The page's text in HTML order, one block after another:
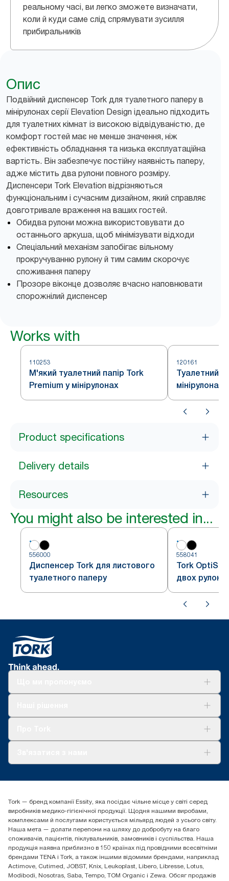
реальному часі, ви легко зможете визначати,
коли й куди саме слід спрямувати зусилля
прибиральників
Опис
Подвійний диспенсер Tork для туалетного паперу в
мінірулонах серії Elevation Design ідеально підходить
для туалетних кімнат із високою відвідуваністю, де
комфорт гостей має не менше значення, ніж
ефективність обладнання та низька експлуатаційна
вартість. Він забезпечує постійну наявність паперу,
адже містить два рулони повного розміру.
Диспенсери Tork Elevation відрізняються
функціональним і сучасним дизайном, який справляє
довготривале враження на ваших гостей.
Обидва рулони можна використовувати до
останнього аркуша, щоб мінімізувати відходи
Спеціальний механізм запобігає вільному
прокручуванню рулону й тим самим скорочує
споживання паперу
Прозоре віконце дозволяє вчасно наповнювати
спорожнілий диспенсер
Works with
110253
М'який туалетний папір Tork
Premium у мінірулонах
120161
Туалетний
Product specifications
Delivery details
Resources
You might also be interested in...
556000
Диспенсер Tork для листового
туалетного паперу
558041
Tork
двох
туалетного
(+38) 044 490 55 66
Essity Україна
04071 м. Київ, вул. Григорія Сковороди 19,
Тел. +38 044 490 55 66
Tork — бренд компанії Essity, яка посідає чільне місце у світі серед
виробників медико-гігієнічної продукції. Щодня нашими виробами,
комплексами й послугами користується мільярд людей з усього світу.
Наша мета — долати перепони на шляху до добробуту на благо
споживачів, пацієнтів, піклувальників, замовників і суспільства. Наша
продукція наявна приблизно в 150 країнах під провідними всесвітніми
брендами TENA і Tork, а також іншими відомими брендами, наприклад
Actimove, Cutimed, JOBST, Knix, Leukoplast, Libero, Libresse, Lotus,
Modibodi, Nosotras, Saba, Tempo, TOM Organic і Zewa. Обсяг продажів